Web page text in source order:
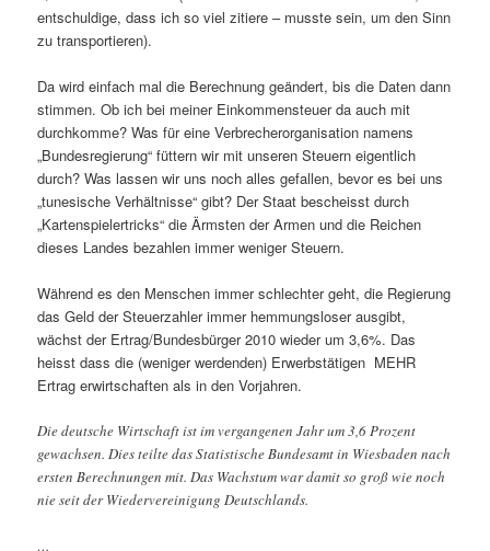
entschuldige, dass ich so viel zitiere – musste sein, um den Sinn
zu transportieren).
Da wird einfach mal die Berechnung geändert, bis die Daten dann
stimmen. Ob ich bei meiner Einkommensteuer da auch mit
durchkomme? Was für eine Verbrecherorganisation namens
„Bundesregierung“ füttern wir mit unseren Steuern eigentlich
durch? Was lassen wir uns noch alles gefallen, bevor es bei uns
„tunesische Verhältnisse“ gibt? Der Staat bescheisst durch
„Kartenspielertricks“ die Ärmsten der Armen und die Reichen
dieses Landes bezahlen immer weniger Steuern.
Während es den Menschen immer schlechter geht, die Regierung
das Geld der Steuerzahler immer hemmungsloser ausgibt,
wächst der Ertrag/Bundesbürger 2010 wieder um 3,6%. Das
heisst dass die (weniger werdenden) Erwerbstätigen MEHR
Ertrag erwirtschaften als in den Vorjahren.
Die deutsche Wirtschaft ist im vergangenen Jahr um 3,6 Prozent
gewachsen. Dies teilte das Statistische Bundesamt in Wiesbaden nach
ersten Berechnungen mit. Das Wachstum war damit so groß wie noch
nie seit der Wiedervereinigung Deutschlands.
…